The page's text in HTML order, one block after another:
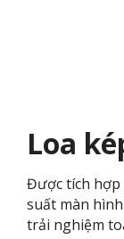
Loa
Được tích hợp
suất màn
trải nghiệm